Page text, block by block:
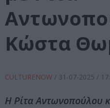
Κώστα
CULTURENOW / 31-07-2025 /
Η Ρίτα Αντωνοπούλου